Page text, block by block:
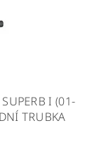
I (01-
TRUBKA